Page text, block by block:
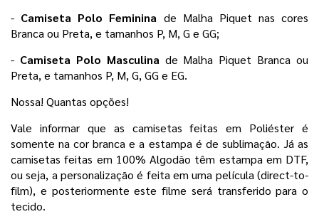
- Camiseta Polo Feminina de Malha Piquet nas cores
Branca ou Preta, e tamanhos P, M, G e GG;
- Camiseta Polo Masculina de Malha Piquet Branca ou
Preta, e tamanhos P, M, G, GG e EG.
Nossa! Quantas opções!
Vale informar que as camisetas feitas em Poliéster é
somente na cor branca e a estampa é de sublimação. Já as
camisetas feitas em 100% Algodão têm estampa em DTF,
ou seja, a personalização é feita em uma película (direct-to-
film), e posteriormente este filme será transferido para o
tecido.